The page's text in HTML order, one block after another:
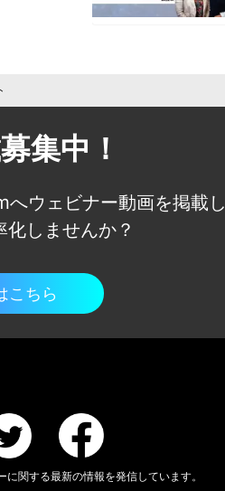
集中！
ウェビナー動画を掲載し
しませんか？
こちら
に関する最新の情報を発信しています。